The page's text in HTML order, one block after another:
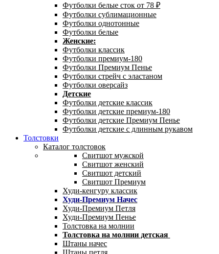
Футболки белые сток от 78 ₽
Футболки сублимационные
Футболки однотонные
Футболки белые
Женские:
Футболки классик
Футболки премиум-180
Футболки Премиум Пенье
Футболки стрейч с эластаном
Футболки оверсайз
Детские
Футболки детские классик
Футболки детские премиум-180
Футболки детские Премиум Пенье
Футболки детские с длинным рукавом
Толстовки
Каталог толстовок
Свитшот мужской
Свитшот женский
Свитшот детский
Свитшот Премиум
Худи-кенгуру классик
Худи-Премиум Начес
Худи-Премиум Петля
Худи-Премиум Пенье
Толстовка на молнии
Толстовка на молнии детская
Штаны начес
Штаны петля